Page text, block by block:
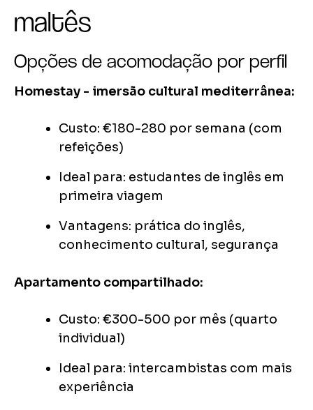
maltês
Opções de acomodação por perfil
Homestay - imersão cultural mediterrânea:
Custo: €180-280 por semana (com
refeições)
Ideal para: estudantes de inglês em
primeira viagem
Vantagens: prática do inglês,
conhecimento cultural, segurança
Apartamento compartilhado:
Custo: €300-500 por mês (quarto
individual)
Ideal para: intercambistas com mais
experiência